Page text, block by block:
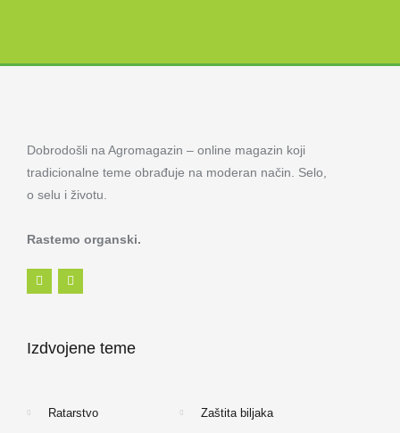
Dobrodošli na Agromagazin – online magazin koji
tradicionalne teme obrađuje na moderan način. Selo,
o selu i životu.
Rastemo organski.
F
a
c
o
I
n
s
r
Izdvojene teme
Ratarstvo Zaštita biljaka